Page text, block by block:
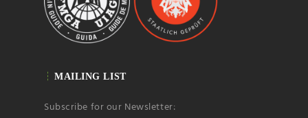
MAILING LIST
Subscribe for our Newsletter: